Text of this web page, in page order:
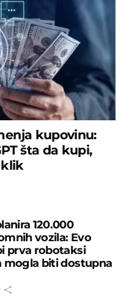
kupovinu:
šta da kupi,
klik
120.000
vozila: Evo
prva robotaksi
mogla biti dostupna